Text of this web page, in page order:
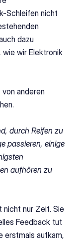
Schleifen nicht
dazu
wie wir Elektronik
anderen
durch Reifen zu
passieren, einige
aufhören zu
nicht nur Zeit. Sie
Feedback tut
erstmals aufkam,